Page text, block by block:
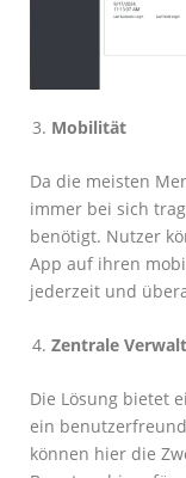
Mobilität
Da die meisten
immer bei sich
benötigt. Nutzer
App auf ihren
jederzeit und
Zentrale
Die Lösung bietet
ein
können hier die